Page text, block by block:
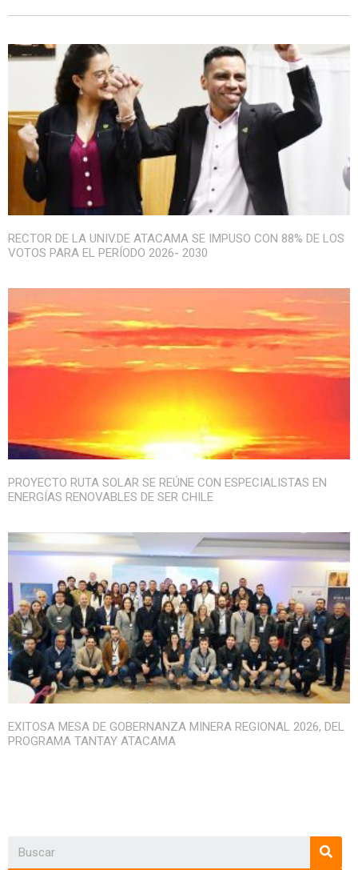
RECTOR DE LA UNIV.DE ATACAMA SE IMPUSO CON 88% DE LOS
VOTOS PARA EL PERÍODO 2026- 2030
PROYECTO RUTA SOLAR SE REÚNE CON ESPECIALISTAS EN
ENERGÍAS RENOVABLES DE SER CHILE
EXITOSA MESA DE GOBERNANZA MINERA REGIONAL 2026, DEL
PROGRAMA TANTAY ATACAMA